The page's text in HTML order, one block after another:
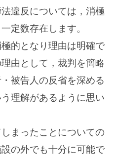
違反については，消極
定数存在します。
的となり理由は明確で
由として，裁判を簡略
被告人の反省を深める
理解があるように思い
まったことについての
の外でも十分に可能で